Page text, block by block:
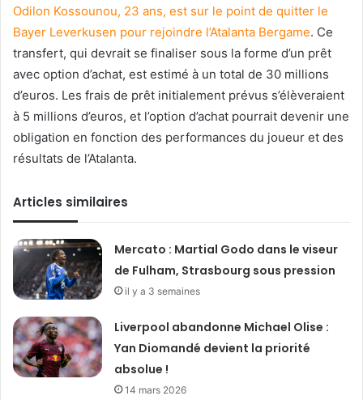
Odilon Kossounou, 23 ans, est sur le point de quitter le
Bayer Leverkusen pour rejoindre l’Atalanta Bergame. Ce
transfert, qui devrait se finaliser sous la forme d’un prêt
avec option d’achat, est estimé à un total de 30 millions
d’euros. Les frais de prêt initialement prévus s’élèveraient
à 5 millions d’euros, et l’option d’achat pourrait devenir une
obligation en fonction des performances du joueur et des
résultats de l’Atalanta.
Articles similaires
Mercato : Martial Godo dans le viseur
de Fulham, Strasbourg sous pression
il y a 3 semaines
Liverpool abandonne Michael Olise :
Yan Diomandé devient la priorité
absolue !
14 mars 2026